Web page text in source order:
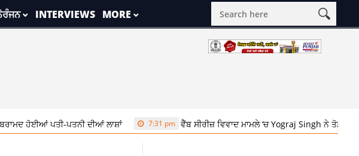
INTERVIEWS MORE
ਪਤਨੀ ਦੀਆਂ ਲਾਸ਼ਾਂ 7:31 pm ਵੈੱਬ ਸੀਰੀਜ਼ ਵਿਵਾਦ ਮਾਮਲੇ ‘ਚ Yograj Singh ਨੇ ਤੋੜੀ ਚੁੱਪੀ, ਕਿਹਾ- ‘ਮੈਂ